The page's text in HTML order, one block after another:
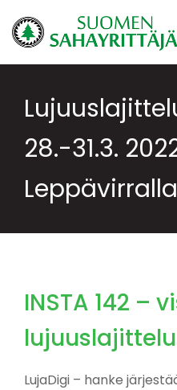
to
content
28.-31.3.
Leppävirralla
INSTA 142 –
LujaDigi – hanke